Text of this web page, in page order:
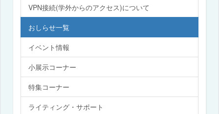
VPN接続(学外からのアクセス)について
おしらせ一覧
イベント情報
小展示コーナー
特集コーナー
ライティング・サポート